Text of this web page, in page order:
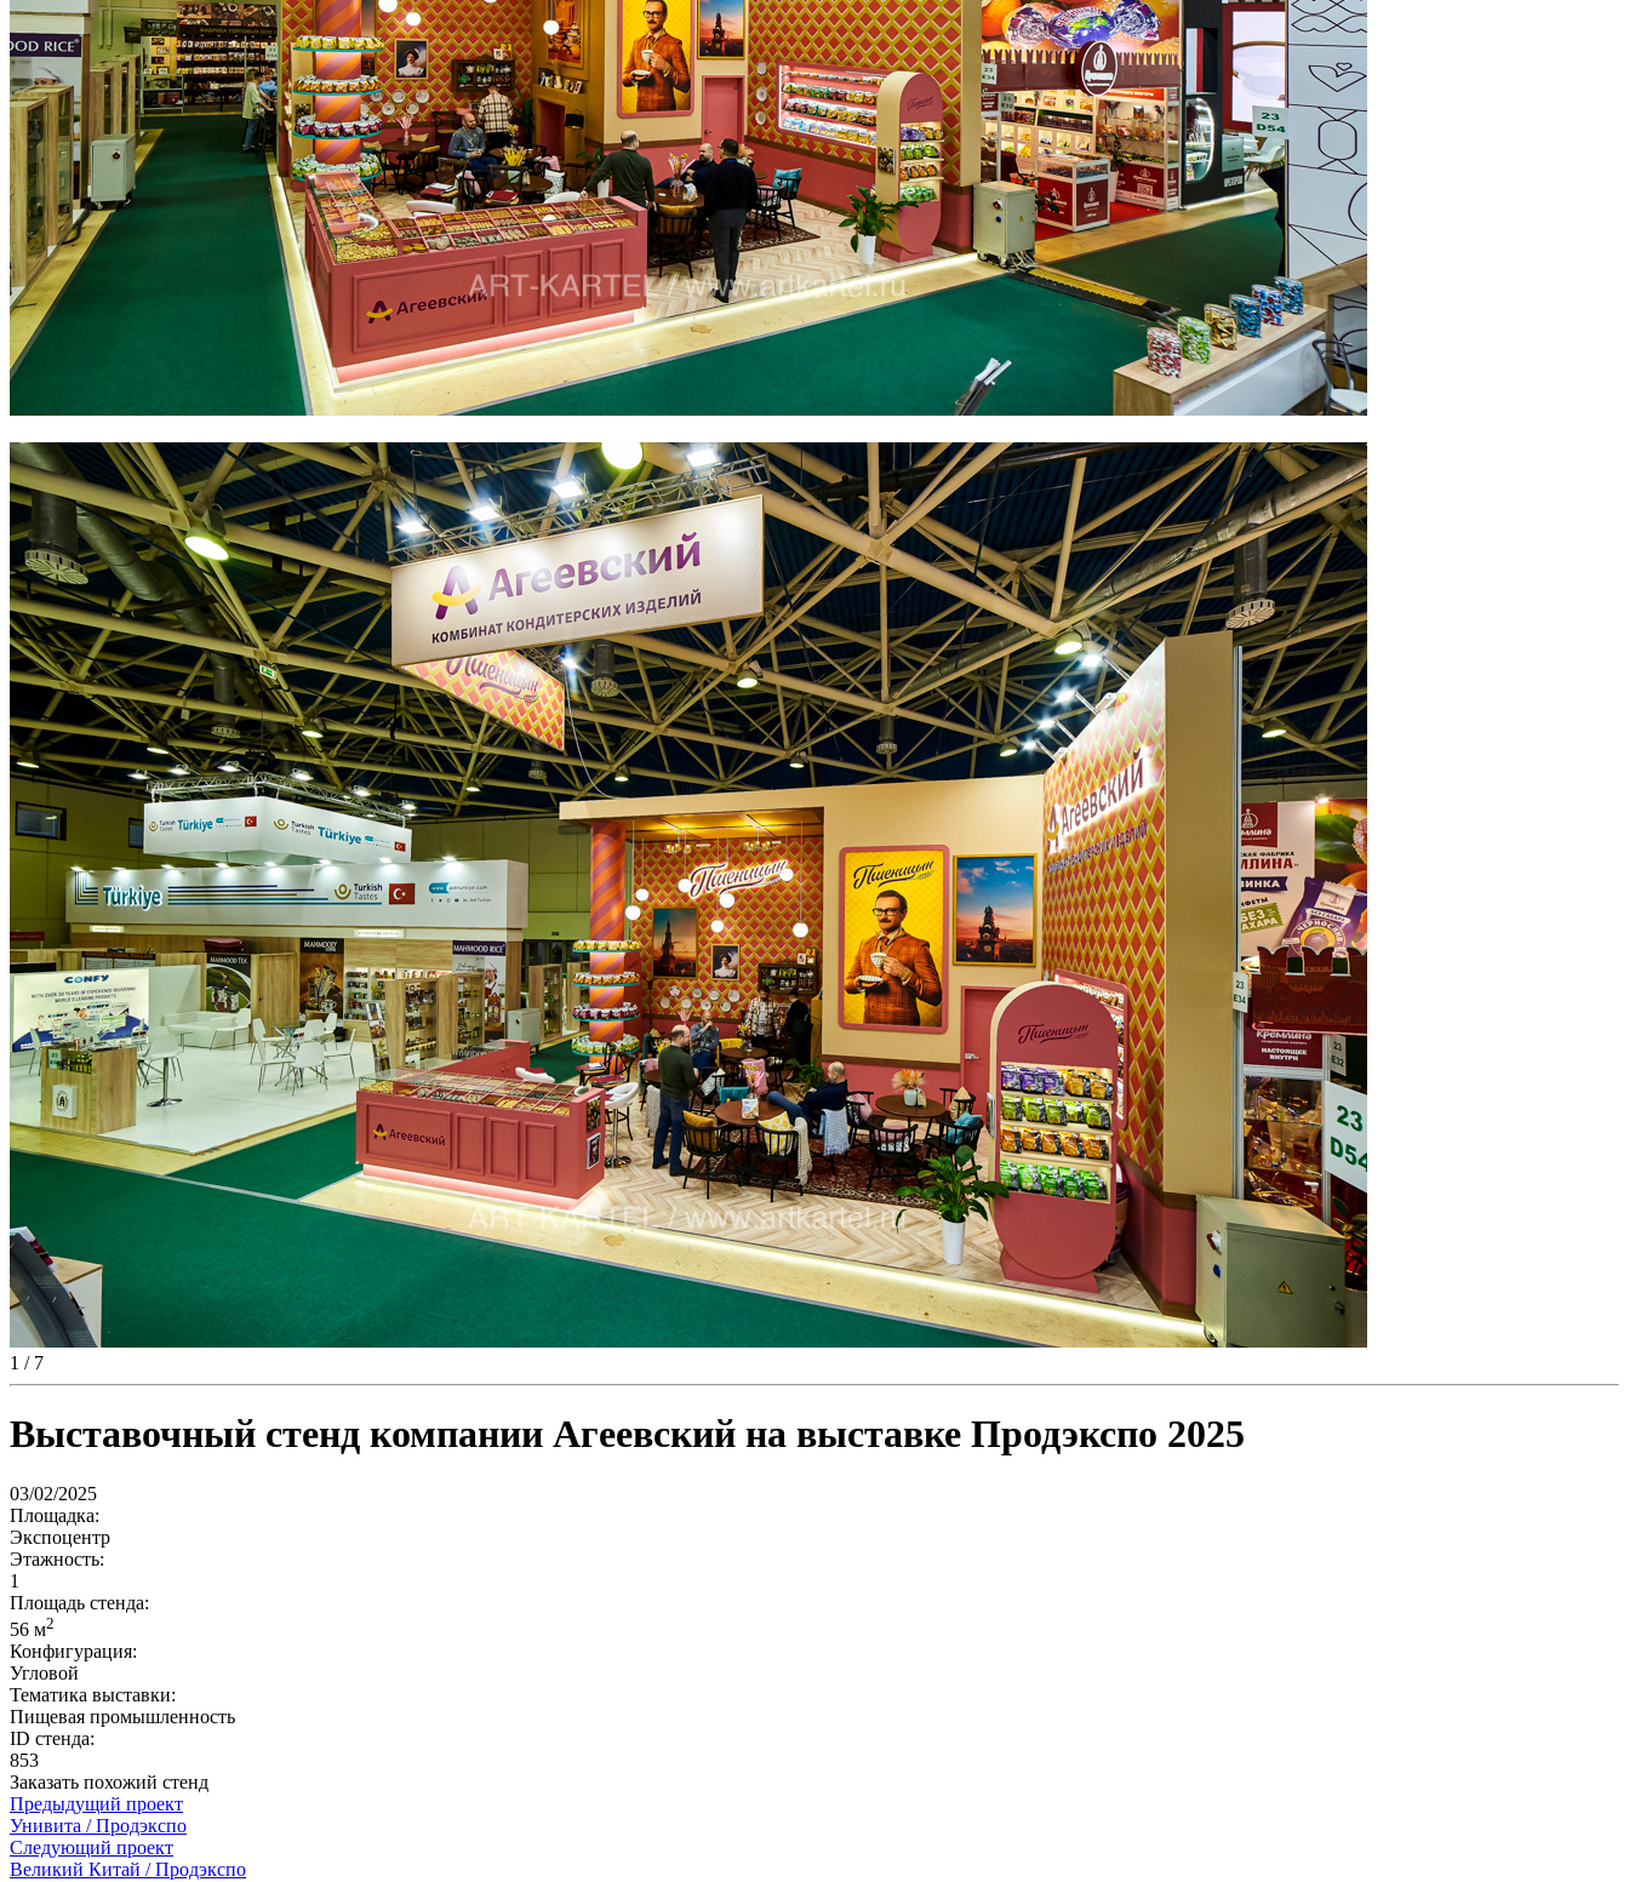
1 / 7
Выставочный стенд компании Агеевский на выставке Продэкспо 2025
03/02/2025
Площадка:
Экспоцентр
Этажность:
1
Площадь стенда:
56 м2
Конфигурация:
Угловой
Тематика выставки:
Пищевая промышленность
ID стенда:
853
Заказать похожий стенд
Предыдущий проект
Унивита / Продэкспо
Следующий проект
Великий Китай / Продэкспо